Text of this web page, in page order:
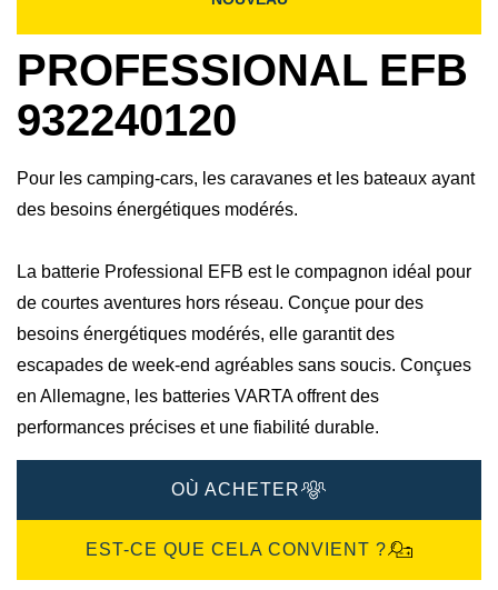
PROFESSIONAL EFB
932240120
Pour les camping-cars, les caravanes et les bateaux ayant
des besoins énergétiques modérés.
La batterie Professional EFB est le compagnon idéal pour
de courtes aventures hors réseau. Conçue pour des
besoins énergétiques modérés, elle garantit des
escapades de week-end agréables sans soucis.​ Conçues
en Allemagne, les batteries VARTA offrent des
performances précises et une fiabilité durable.​
OÙ ACHETER
EST-CE QUE CELA CONVIENT ?